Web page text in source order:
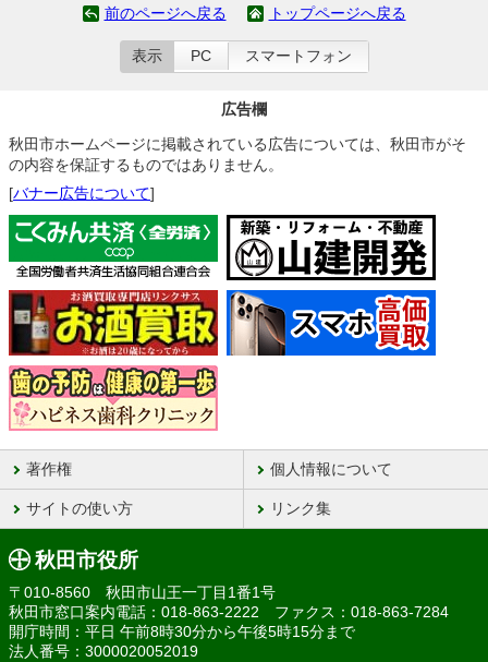
前のページへ戻る トップページへ戻る
表示 PC スマートフォン
広告欄
秋田市ホームページに掲載されている広告については、秋田市がそ
の内容を保証するものではありません。
[バナー広告について]
著作権 個人情報について
サイトの使い方 リンク集
秋田市役所
〒010-8560 秋田市山王一丁目1番1号
秋田市窓口案内電話：018-863-2222 ファクス：018-863-7284
開庁時間：平日 午前8時30分から午後5時15分まで
法人番号：3000020052019